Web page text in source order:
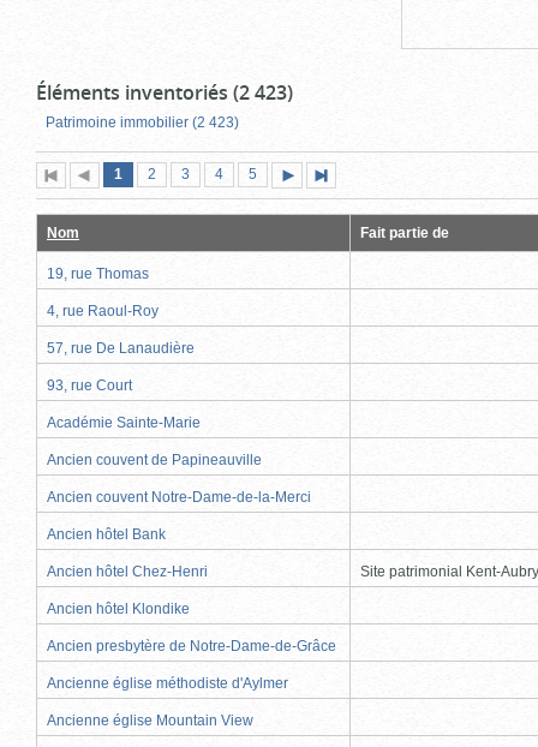
Éléments inventoriés (2 423)
Patrimoine immobilier (2 423)
Première
page
Page
précédente
Page
1 (page
actuelle)
Page
2 Page
3 Page
4 Page
5
suivante
page
Nom Fait partie de
19, rue Thomas
4, rue Raoul-Roy
57, rue De Lanaudière
93, rue Court
Académie Sainte-Marie
Ancien couvent de Papineauville
Ancien couvent Notre-Dame-de-la-Merci
Ancien hôtel Bank
Ancien hôtel Chez-Henri Site patrimonial Kent-
Ancien hôtel Klondike
Ancien presbytère de Notre-Dame-de-Grâce
Ancienne église méthodiste d'Aylmer
Ancienne église Mountain View